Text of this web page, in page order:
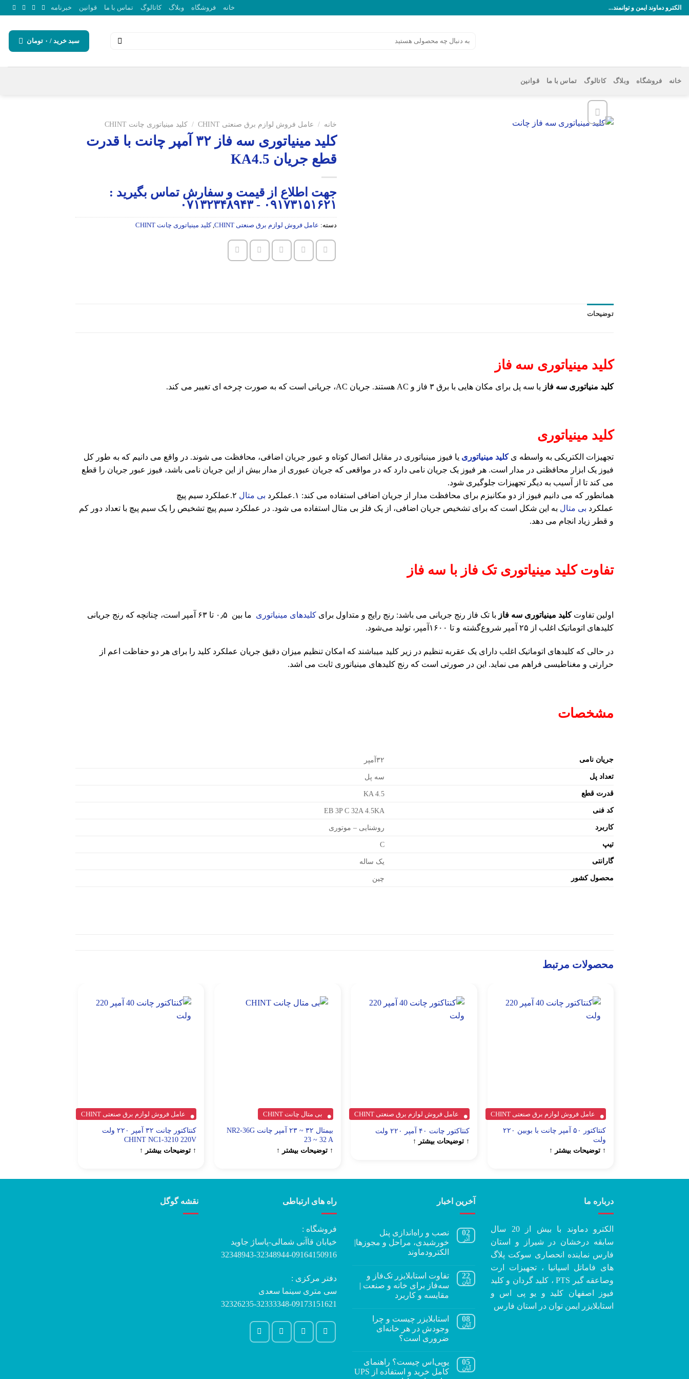
پرشالکترو دماوند ایمن و توانمند... خانه فروشگاه وبلاگ کاتالوگ تماس با ما قوانین خبرنامه
برای:
سبد خرید / ۰ تومان
خانه فروشگاه وبلاگ کاتالوگ تماس با ما قوانین
خانه / عامل فروش لوازم برق صنعتی CHINT / کلید مینیاتوری چانت CHINT
کلید مینیاتوری سه فاز ۳۲ آمپر چانت با قدرت
قطع جریان KA4.5
جهت اطلاع از قیمت و سفارش تماس بگیرید :
۰۹۱۷۳۱۵۱۶۲۱ - ۰۷۱۳۲۳۴۸۹۴۳
دسته: عامل فروش لوازم برق صنعتی CHINT ,کلید مینیاتوری چانت CHINT
توضیحات
کلید مینیاتوری سه فاز
کلید منیاتوری سه فاز یا سه پل برای مکان هایی با برق ۳ فاز و AC هستند. جریان AC، جریانی است که به صورت چرخه ای تغییر می کند.
کلید مینیاتوری
تجهیزات الکتریکی به واسطه یکلید مینیاتوری یا فیوز مینیاتوری در مقابل اتصال کوتاه و عبور جریان اضافی، محافظت می شوند. در واقع می دانیم که به طور کل
فیوز یک ابزار محافظتی در مدار است. هر فیوز یک جریان نامی دارد که در مواقعی که جریان عبوری از مدار بیش از این جریان نامی باشد، فیوز عبور جریان را قطع
می کند تا از آسیب به دیگر تجهیزات جلوگیری شود.
همانطور که می دانیم فیوز از دو مکانیزم برای محافظت مدار از جریان اضافی استفاده می کند: ۱.عملکرد
بی متال
عملکرد بی متال به این شکل است که برای تشخیص جریان اضافی، از یک فلز بی متال استفاده می شود. در عملکرد سیم پیچ تشخیص را یک سیم پیچ با تعداد دور کم
و قطر زیاد انجام می دهد.
تفاوت کلید مینیاتوری تک فاز با سه فاز
اولین تفاوت کلید مینیاتوری سه فاز با تک فاز رنج جریانی می باشد: رنج رایج و متداول برای کلیدهای مینیاتوری
ما بین ۰٫۵ تا ۶۳ آمپر است، چنانچه که رنج جریانی
کلیدهای اتوماتیک اغلب از ۲۵ آمپر شروع‌گشته و تا ۱۶۰۰آمپر، تولید می‌شود.
در حالی که کلیدهای اتوماتیک اغلب دارای یک عقربه تنظیم در زیر کلید میباشند که امکان تنظیم میزان دقیق جریان عملکرد کلید را برای هر دو حفاظت اعم از
حرارتی و مغناطیسی فراهم می نماید. این در صورتی است که رنج کلیدهای مینیاتوری ثابت می اشد.
مشخصات
جریان نامی
۳۲آمپر
تعداد پل
سه پل
قدرت قطع
KA 4.5
کد فنی
EB 3P C 32A 4.5KA
کاربرد
روشنایی – موتوری
تیپ
C
گارانتی
یک ساله
محصول کشور
چین
محصولات مرتبط
عامل فروش لوازم برق صنعتی CHINT
کنتاکتور ۵۰ آمپر چانت با بوبین ۲۲۰
ولت
↑ توضیحات بیشتر ↑
عامل فروش لوازم برق صنعتی CHINT
کنتاکتور چانت ۴۰ آمپر ۲۲۰ ولت
↑ توضیحات بیشتر ↑
بی متال چانت CHINT
بیمتال ۳۲ ~ ۲۳ آمپر چانت NR2-36G
23 ~ 32 A
↑ توضیحات بیشتر ↑
عامل فروش لوازم برق صنعتی CHINT
کنتاکتور چانت ۳۲ آمپر ۲۲۰ ولت
CHINT NC1-3210 220V
↑ توضیحات بیشتر ↑
درباره ما
الکترو دماوند با بیش از 20 سال
سابقه درخشان در شیراز و استان
فارس نماینده انحصاری سوکت پلاگ
های فاماتل اسپانیا ، تجهیزات ارت
وصاعقه گیر PTS ، کلید گردان و کلید
فیوز اصفهان کلید و یو پی اس و
استابلایزر ایمن توان در استان فارس
آخرین اخبار
02
آذر
نصب و راه‌اندازی پنل
خورشیدی، مراحل و مجوزها|
الکترودماوند
22
آبان
تفاوت استابلایزر تک‌فاز و
سه‌فاز برای خانه و صنعت |
مقایسه و کاربرد
08
آبان
استابلایزر چیست و چرا
وجودش در هر خانه‌ای
ضروری است؟
05
آبان
یوپی‌اس چیست؟ راهنمای
کامل خرید و استفاده از UPS
راه های ارتباطی
فروشگاه :
خیابان قاآنی شمالی-پاساژ جاوید
32348943-32348944-09164150916
دفتر مرکزی :
سی متری سینما سعدی
32326235-32333348-09173151621
نقشه گوگل